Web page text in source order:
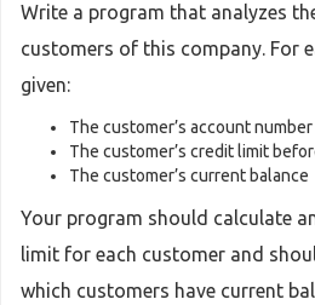
Write a program that analyzes
customers of this company. For
given:
The customer’s account number
The customer’s credit limit
The customer’s current balance
Your program should calculate
limit for each customer and
which customers have current